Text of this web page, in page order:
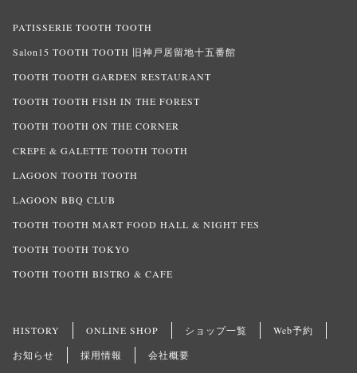
PATISSERIE TOOTH TOOTH
Salon15 TOOTH TOOTH 旧神戸居留地十五番館
TOOTH TOOTH GARDEN RESTAURANT
TOOTH TOOTH FISH IN THE FOREST
TOOTH TOOTH ON THE CORNER
CREPE & GALETTE TOOTH TOOTH
LAGOON TOOTH TOOTH
LAGOON BBQ CLUB
TOOTH TOOTH MART FOOD HALL & NIGHT FES
TOOTH TOOTH TOKYO
TOOTH TOOTH BISTRO & CAFE
HISTORY ONLINE SHOP ショップ一覧
Web予約
お知らせ
採用情報 会社概要